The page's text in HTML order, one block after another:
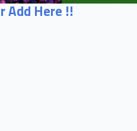
Add Here !!